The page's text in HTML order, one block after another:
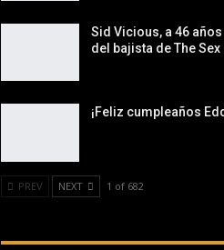
Sid Vicious, a 46
del bajista de The
¡Feliz cumpleaños
PREV NEXT 1 of 682